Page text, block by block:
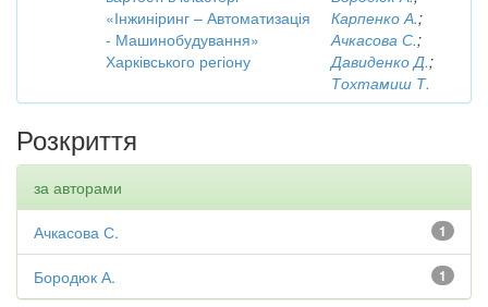
«Інжиніринг – Автоматизація
- Машинобудування»
Харківського регіону
Карпенко А.;
Ачкасова С.;
Давиденко Д.;
Тохтамиш Т.
Розкриття
за авторами
1
Ачкасова С.
1
Бородюк А.